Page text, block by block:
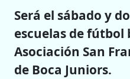
Será el sábado y
escuelas de fútbol
Asociación San
de Boca Juniors.